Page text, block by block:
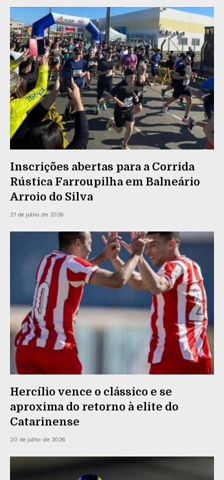
Inscrições abertas para a Corrida
Rústica Farroupilha em Balneário
Arroio do Silva
21 de julho de 2026
Hercílio vence o clássico e se
aproxima do retorno à elite do
Catarinense
20 de julho de 2026